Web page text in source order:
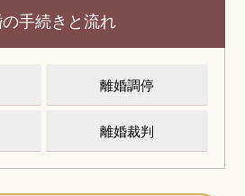
手続きと流れ
離婚調停
離婚裁判